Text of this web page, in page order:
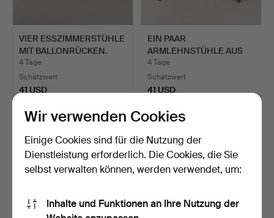
VIER ESSZIMMERSTÜHLE
MIT BALLONRÜCKEN.
4 Tage
Schätzwert
41 USD
EIN PAAR
ARMLEHNSTÜHLE AUS
EICHE, ANFANG D…
4 Tage
Schätzwert
41 USD
Wir verwenden Cookies
Einige Cookies sind für die Nutzung der
Dienstleistung erforderlich. Die Cookies, die Sie
selbst verwalten können, werden verwendet, um:
Inhalte und Funktionen an Ihre Nutzung der